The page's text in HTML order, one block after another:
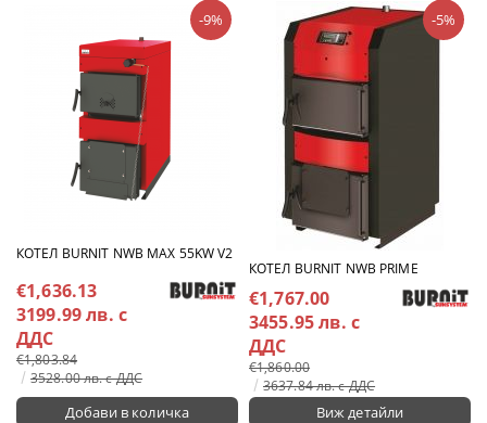
КОТЕЛ BURNIT NWB MAX 55KW V2
-9%
€1,636.13
3199.99 лв. с
ДДС
€1,803.84
3528.00 лв. с ДДС
КОТЕЛ BURNIT NWB PRIME
-5%
€1,767.00
3455.95 лв. с
ДДС
€1,860.00
3637.84 лв. с ДДС
Виж детайли